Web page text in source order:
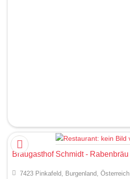
Braugasthof Schmidt - Rabenbräu
7423 Pinkafeld, Burgenland, Österreich